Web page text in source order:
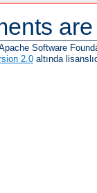
Software
2.0 altında